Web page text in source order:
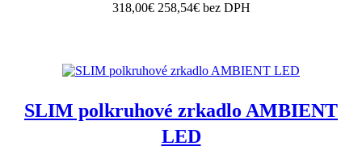
318,00€ 258,54€ bez DPH
SLIM polkruhové zrkadlo AMBIENT
LED